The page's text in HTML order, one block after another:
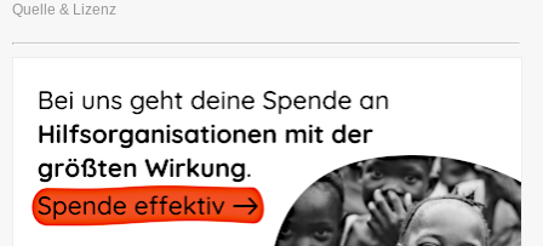
Quelle & Lizenz